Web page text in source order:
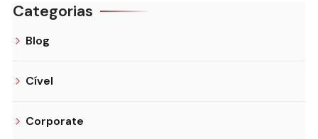
Categorias
Blog
Cível
Corporate